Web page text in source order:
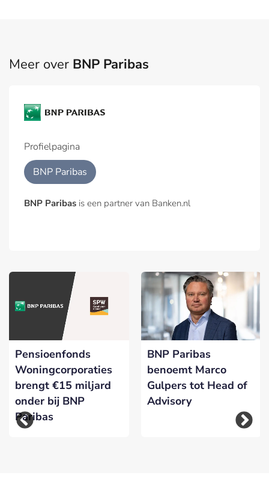
Meer over BNP Paribas
Profielpagina
BNP Paribas
BNP Paribas is een partner van Banken.nl
Pensioenfonds
Woningcorporaties
brengt €15 miljard
onder bij BNP
Paribas
BNP Paribas
benoemt Marco
Gulpers tot Head of
Advisory